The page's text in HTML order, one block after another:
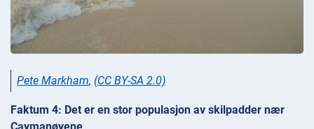
Pete Markham, (CC BY-SA 2.0)
Faktum 4: Det er en stor populasjon av skilpadder nær
Caymanøyene